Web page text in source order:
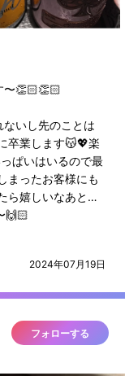
👏🏻👏🏻
いし先のことは
卒業します😽💖楽
ぱいはいるので最
まったお客様にも
ら嬉しいなあと…
🙌🏻
2024年07月19日
フォローする